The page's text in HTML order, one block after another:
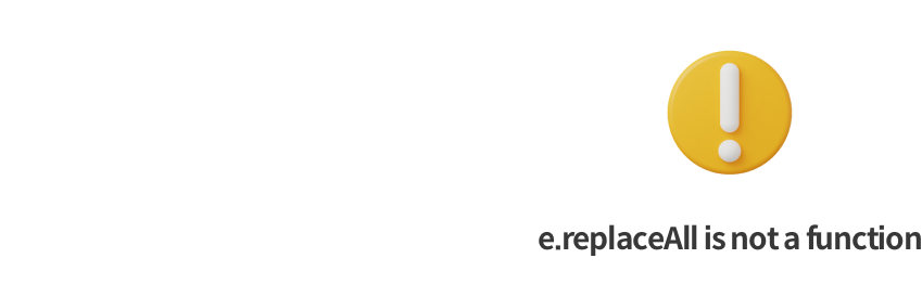
e.replaceAll is not a function